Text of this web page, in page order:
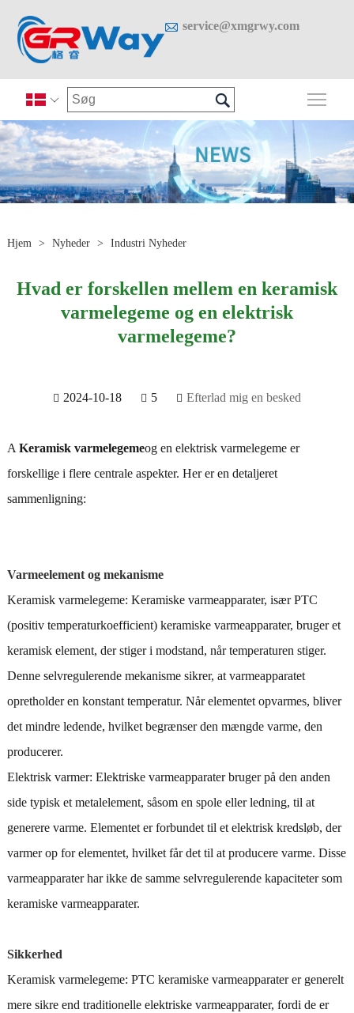
 service@xmgrwy.com
 
Hjem > Nyheder > Industri Nyheder
Hvad er forskellen mellem en keramisk
varmelegeme og en elektrisk
varmelegeme?
2024-10-18 5 Efterlad mig en besked
A Keramisk varmelegemeog en elektrisk varmelegeme er
forskellige i flere centrale aspekter. Her er en detaljeret
sammenligning:
Varmeelement og mekanisme
Keramisk varmelegeme: Keramiske varmeapparater, især PTC
(positiv temperaturkoefficient) keramiske varmeapparater, bruger et
keramisk element, der stiger i modstand, når temperaturen stiger.
Denne selvregulerende mekanisme sikrer, at varmeapparatet
opretholder en konstant temperatur. Når elementet opvarmes, bliver
det mindre ledende, hvilket begrænser den mængde varme, den
producerer.
Elektrisk varmer: Elektriske varmeapparater bruger på den anden
side typisk et metalelement, såsom en spole eller ledning, til at
generere varme. Elementet er forbundet til et elektrisk kredsløb, der
varmer op for elementet, hvilket får det til at producere varme. Disse
varmeapparater har ikke de samme selvregulerende kapaciteter som
keramiske varmeapparater.
Sikkerhed
Keramisk varmelegeme: PTC keramiske varmeapparater er generelt
mere sikre end traditionelle elektriske varmeapparater, fordi de er